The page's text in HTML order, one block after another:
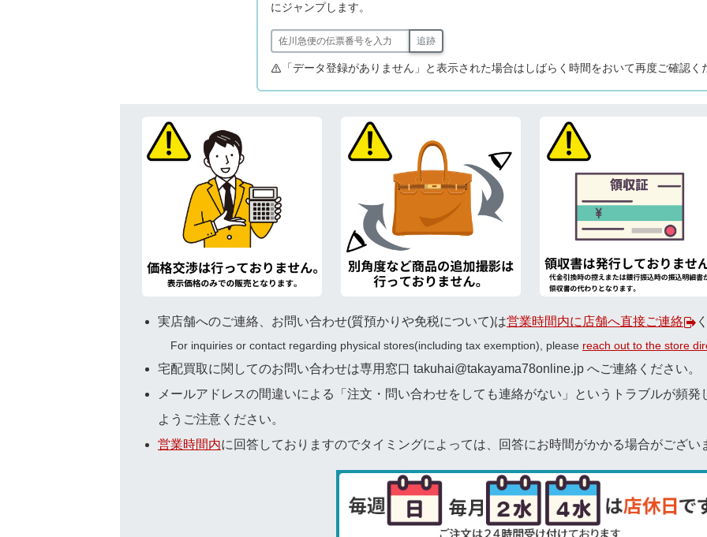
にジャンプします。
追跡
「データ登録がありません」と表示された場合はしばらく時間をおいて再度ご確認く
実店舗へのご連絡、お問い合わせ(質預かりや免税について)は営業時間内に店舗へ直接ご連絡
For inquiries or contact regarding physical stores(including tax exemption), please reach out to the store
宅配買取に関してのお問い合わせは専用窓口 takuhai@takayama78online.jp へご連絡ください。
メールアドレスの間違いによる「注文・問い合わせをしても連絡がない」というトラブルが頻
ようご注意ください。
営業時間内に回答しておりますのでタイミングによっては、回答にお時間がかかる場合がござい